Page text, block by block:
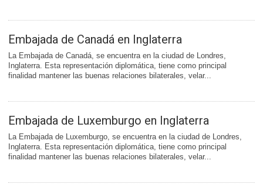
Embajada de Canadá en Inglaterra
La Embajada de Canadá, se encuentra en la ciudad de Londres,
Inglaterra. Esta representación diplomática, tiene como principal
finalidad mantener las buenas relaciones bilaterales, velar...
Embajada de Luxemburgo en Inglaterra
La Embajada de Luxemburgo, se encuentra en la ciudad de Londres,
Inglaterra. Esta representación diplomática, tiene como principal
finalidad mantener las buenas relaciones bilaterales, velar...